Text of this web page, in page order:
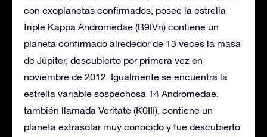
con exoplanetas confirmados, posee la estrella
triple Kappa Andromedae (B9IVn) contiene un
planeta confirmado alrededor de 13 veces la masa
de Júpiter, descubierto por primera vez en
noviembre de 2012. Igualmente se encuentra la
estrella variable sospechosa 14 Andromedae,
también llamada Veritate (K0III), contiene un
planeta extrasolar muy conocido y fue descubierto